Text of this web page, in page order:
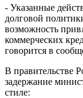
- Указанные
долговой
возможность
коммерческих
говорится в
В правительстве
задержание
стиле: